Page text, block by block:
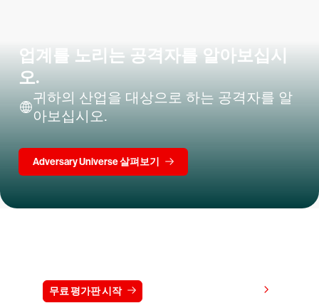
업계를 노리는 공격자를 알아보십시
오.
귀하의 산업을 대상으로 하는 공격자를 알
아보십시오.
Adversary Universe 살펴보기
무료 평가판 시작